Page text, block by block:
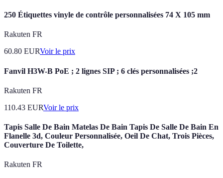
250 Étiquettes vinyle de contrôle personnalisées 74 X 105 mm
Rakuten FR
60.80 EURVoir le prix
Fanvil H3W-B PoE ; 2 lignes SIP ; 6 clés personnalisées ;2
Rakuten FR
110.43 EURVoir le prix
Tapis Salle De Bain Matelas De Bain Tapis De Salle De Bain En
Flanelle 3d, Couleur Personnalisée, Oeil De Chat, Trois Pièces,
Couverture De Toilette,
Rakuten FR